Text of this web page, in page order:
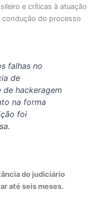
e críticas à atuação
do processo
falhas no
de
hackeragem
na forma
foi
do judiciário
até seis meses.